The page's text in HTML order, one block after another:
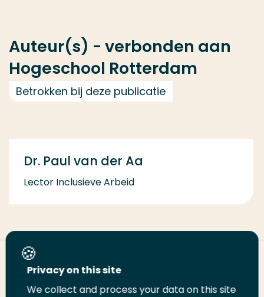
Auteur(s) - verbonden aan
Hogeschool Rotterdam
Betrokken bij deze publicatie
Dr. Paul van der Aa
Lector Inclusieve Arbeid
Deel deze pagina
Privacy on this site
We collect and process your data on this site